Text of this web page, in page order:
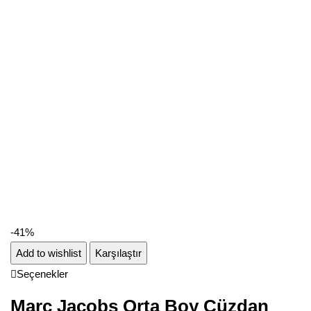
-41%
Add to wishlist
Karşılaştır
Seçenekler
Marc Jacobs Orta Boy Cüzdan